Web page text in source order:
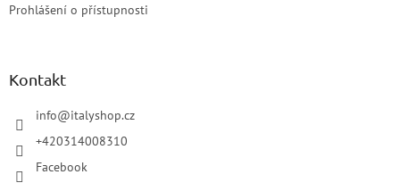
Prohlášení o přístupnosti
Kontakt
info@italyshop.cz
+420314008310
Facebook